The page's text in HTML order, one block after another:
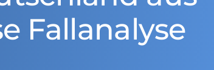
Fallanalyse